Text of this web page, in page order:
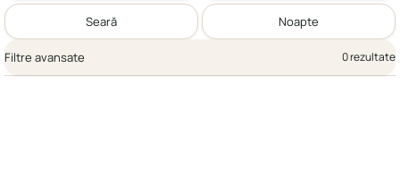
Seară Noapte
Filtre avansate 0 rezultate